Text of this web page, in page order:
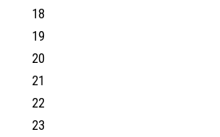
18
19
20
21
22
23